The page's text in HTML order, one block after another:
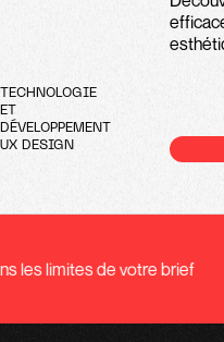
TECHNOLOGIE
ET
DÉVELOPPEMENT
UX DESIGN
les limites de votre brief